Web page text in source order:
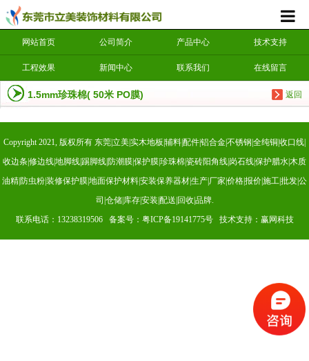
网站首页 公司简介 产品中心 技术支持
工程效果 新闻中心 联系我们 在线留言
返回
1.5mm珍珠棉( 50米 PO膜)
Copyright 2021, 版权所有 东莞|立美|实木地板|辅料|配件|铝合金|不锈钢|全纯铜|收口线|
收边条|修边线|地脚线|踢脚线|防潮膜|保护膜|珍珠棉|瓷砖阳角线|岗石线|保护腊水|木质
油精|防虫粉|装修保护膜|地面保护材料|安装保养器材|生产|厂家|价格|报价|施工|批发|公
司|仓储|库存|安装|配送|回收|品牌.
联系电话：13238319506 备案号： 粤ICP备19141775号 技术支持：赢网科技